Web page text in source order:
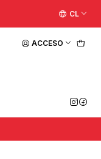
ACCESO
CL